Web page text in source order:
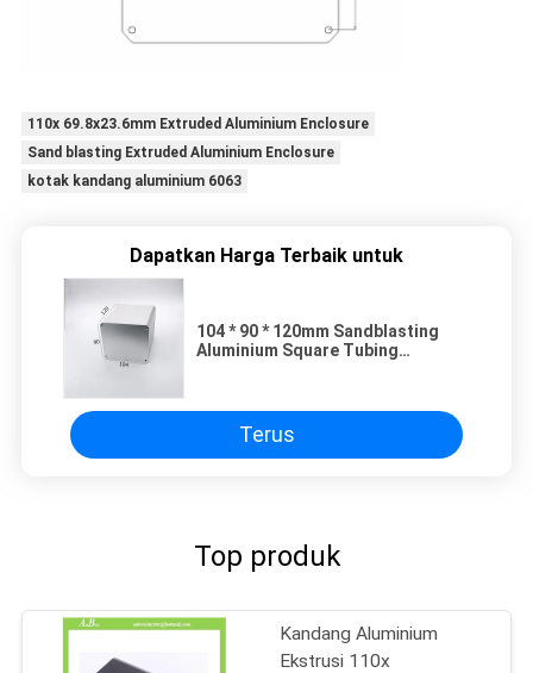
110x 69.8x23.6mm Extruded Aluminium Enclosure
Sand blasting Extruded Aluminium Enclosure
kotak kandang aluminium 6063
Dapatkan Harga Terbaik untuk
104 * 90 * 120mm Sandblasting
Aluminium Square Tubing
Terus
Top produk
Kandang Aluminium
Ekstrusi 110x